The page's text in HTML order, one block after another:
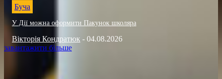
Буча
У Дії можна оформити Пакунок школяра
Вікторія Кондратюк - 04.08.2026
завантажити більше